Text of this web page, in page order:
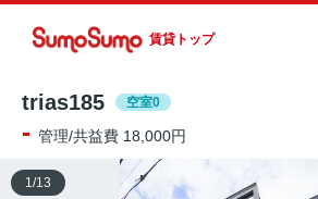
賃貸トップ
trias185 空室0
- 管理/共益費 18,000円
1 /13